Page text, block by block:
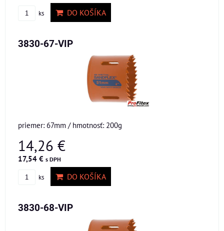
ks DO KOŠÍKA
3830-67-VIP
priemer: 67mm / hmotnosť: 200g
14,26 €
17,54 € s DPH
ks DO KOŠÍKA
3830-68-VIP